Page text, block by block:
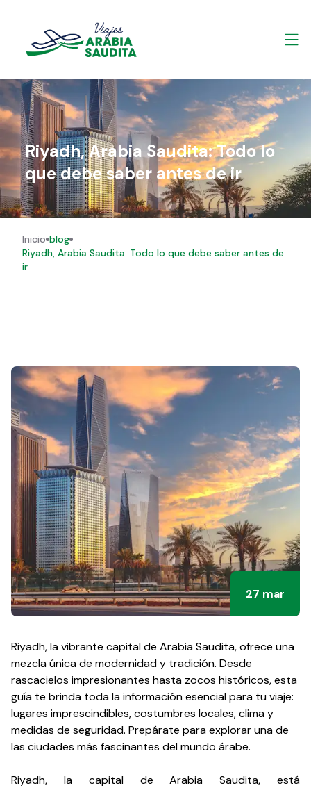
Riyadh, Arabia Saudita: Todo lo
que debe saber antes de ir
Inicio blog
Riyadh, Arabia Saudita: Todo lo que debe saber antes de
ir
27 mar
Riyadh, la vibrante capital de Arabia Saudita, ofrece una
mezcla única de modernidad y tradición. Desde
rascacielos impresionantes hasta zocos históricos, esta
guía te brinda toda la información esencial para tu viaje:
lugares imprescindibles, costumbres locales, clima y
medidas de seguridad. Prepárate para explorar una de
las ciudades más fascinantes del mundo árabe.
Riyadh, la capital de Arabia Saudita, está